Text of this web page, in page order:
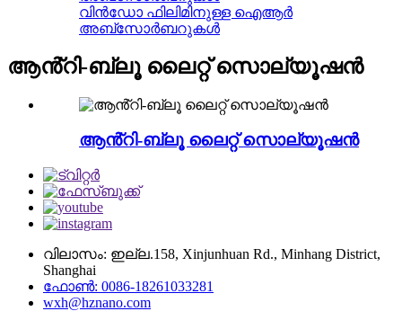
വിൻഡോ ഫിലിമിനുള്ള ഐആർ
അബ്സോർബറുകൾ
ആൻ്റി-ബ്ലൂ ലൈറ്റ് സൊല്യൂഷൻ
ആൻ്റി-ബ്ലൂ ലൈറ്റ് സൊല്യൂഷൻ
വിലാസം: ഇല്ല.158, Xinjunhuan Rd., Minhang District,
Shanghai
ഫോൺ: 0086-18261033281
wxh@hznano.com